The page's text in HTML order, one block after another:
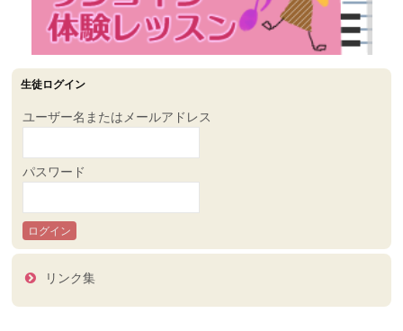
生徒ログイン
ユーザー名またはメールアドレス
パスワード
リンク集